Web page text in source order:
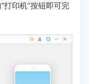
打印机”按钮即可完